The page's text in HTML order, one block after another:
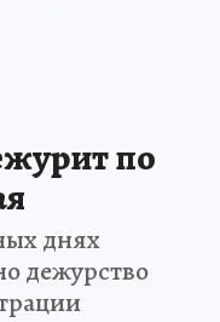
по
днях
дежурство